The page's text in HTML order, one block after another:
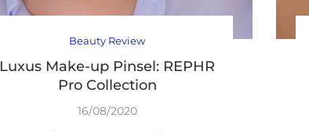
Beauty Review
Luxus Make-up Pinsel: REPHR
Pro Collection
16/08/2020